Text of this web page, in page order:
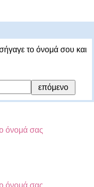
το όνομά σου και
όνομά σας
όνομά σας